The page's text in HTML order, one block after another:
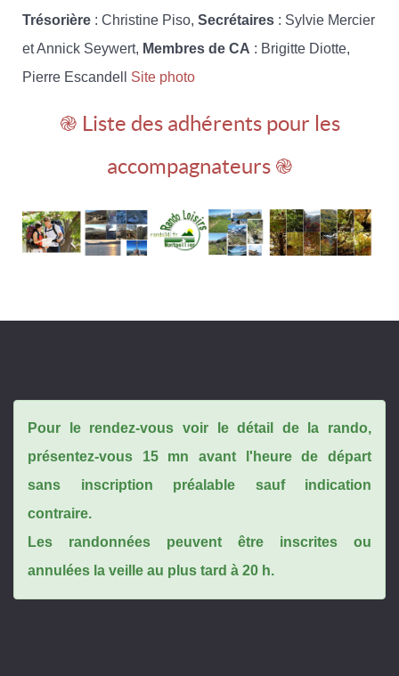
Trésorière : Christine Piso, Secrétaires : Sylvie Mercier
et Annick Seywert, Membres de CA : Brigitte Diotte,
Pierre Escandell Site photo
֎ Liste des adhérents pour les
accompagnateurs ֎
Pour le rendez-vous voir le détail de la rando,
présentez-vous 15 mn avant l'heure de départ
sans inscription préalable sauf indication
contraire.
Les randonnées peuvent être inscrites ou
annulées la veille au plus tard à 20 h.